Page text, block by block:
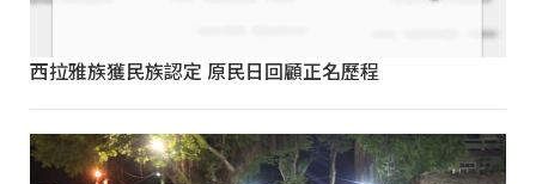
西拉雅族獲民族認定 原民日回顧正名歷程